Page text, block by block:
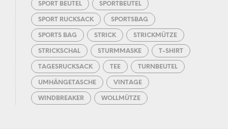
SPORT BEUTEL SPORTBEUTEL
SPORT RUCKSACK SPORTSBAG
SPORTS BAG STRICK STRICKMÜTZE
STRICKSCHAL STURMMASKE T-SHIRT
TAGESRUCKSACK TEE TURNBEUTEL
UMHÄNGETASCHE VINTAGE
WINDBREAKER WOLLMÜTZE